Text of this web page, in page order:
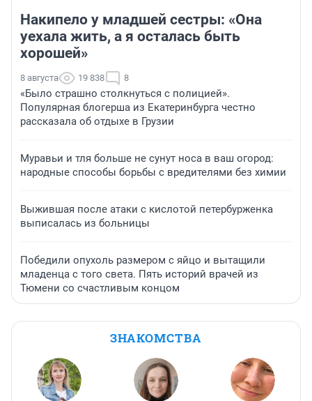
Накипело у младшей сестры: «Она
уехала жить, а я осталась быть
хорошей»
8 августа 19 838 8
«Было страшно столкнуться с полицией».
Популярная блогерша из Екатеринбурга честно
рассказала об отдыхе в Грузии
Муравьи и тля больше не сунут носа в ваш огород:
народные способы борьбы с вредителями без химии
Выжившая после атаки с кислотой петербурженка
выписалась из больницы
Победили опухоль размером с яйцо и вытащили
младенца с того света. Пять историй врачей из
Тюмени со счастливым концом
ЗНАКОМСТВА